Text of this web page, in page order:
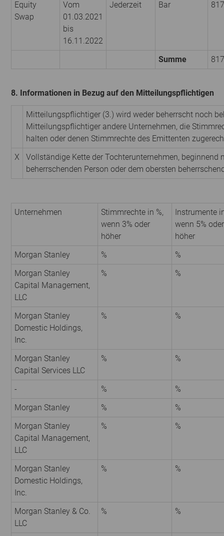
Equity
Swap
Vom
01.03.2021
bis
16.11.2022
Jederzeit Bar
Summe
8. Informationen in Bezug auf den Mitteilungspflichtigen
Mitteilungspflichtiger (3.) wird weder beherrscht noch
Mitteilungspflichtiger andere Unternehmen, die
halten oder denen Stimmrechte des Emittenten
X
Vollständige Kette der Tochterunternehmen, beginnend
beherrschenden Person oder dem obersten
Unternehmen
Stimmrechte in %,
wenn 3% oder
höher
Instrumente
wenn 5% oder
höher
Morgan Stanley
%
%
Morgan Stanley
Capital Management,
LLC
% %
Morgan Stanley
Domestic Holdings,
Inc.
% %
Morgan Stanley
Capital Services LLC
% %
- %
%
Morgan Stanley
%
%
Morgan Stanley
Capital Management,
LLC
% %
Morgan Stanley
Domestic Holdings,
Inc.
% %
Morgan Stanley & Co.
LLC
% %